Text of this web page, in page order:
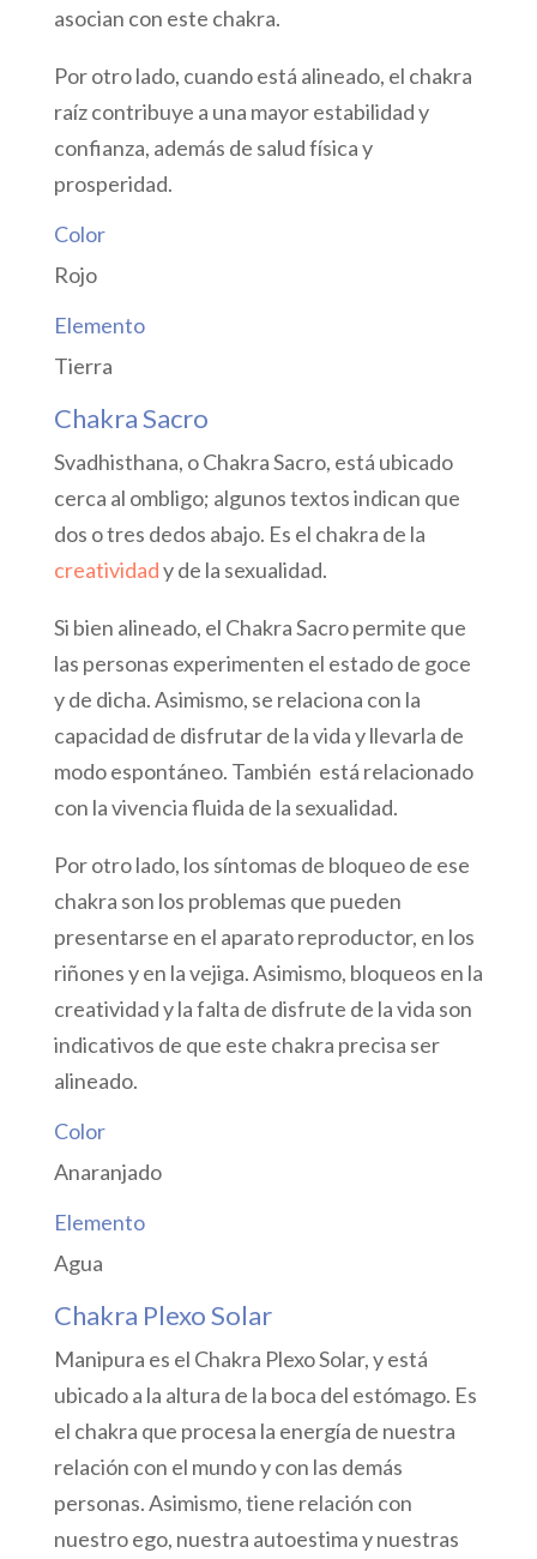
asocian con este chakra.
Por otro lado, cuando está alineado, el chakra
raíz contribuye a una mayor estabilidad y
confianza, además de salud física y
prosperidad.
Color
Rojo
Elemento
Tierra
Chakra Sacro
Svadhisthana, o Chakra Sacro, está ubicado
cerca al ombligo; algunos textos indican que
dos o tres dedos abajo. Es el chakra de la
creatividady de la sexualidad.
Si bien alineado, el Chakra Sacro permite que
las personas experimenten el estado de goce
y de dicha. Asimismo, se relaciona con la
capacidad de disfrutar de la vida y llevarla de
modo espontáneo. También está relacionado
con la vivencia fluida de la sexualidad.
Por otro lado, los síntomas de bloqueo de ese
chakra son los problemas que pueden
presentarse en el aparato reproductor, en los
riñones y en la vejiga. Asimismo, bloqueos en la
creatividad y la falta de disfrute de la vida son
indicativos de que este chakra precisa ser
alineado.
Color
Anaranjado
Elemento
Agua
Chakra Plexo Solar
Manipura es el Chakra Plexo Solar, y está
ubicado a la altura de la boca del estómago. Es
el chakra que procesa la energía de nuestra
relación con el mundo y con las demás
personas. Asimismo, tiene relación con
nuestro ego, nuestra autoestima y nuestras